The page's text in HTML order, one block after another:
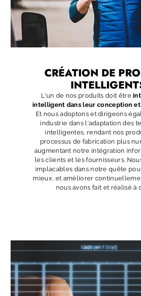
CRÉATION DE
L'un de nos produits doit être
intelligent dans leur conception
Et nous adoptons et dirigeons
industrie dans l'adaptation des
intelligentes, rendant nos
processus de fabrication plus
augmentant notre intégration
les clients et les fournisseurs.
implacables dans notre quête
mieux, et améliorer
nous avons fait et réalisé à